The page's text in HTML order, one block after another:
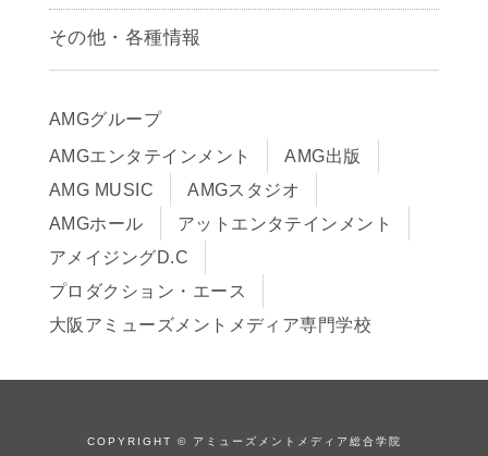
募集要項
早期出願制度・AOエントリー
入学までの流れ
学費サポート・各種制度
学費について
Q&A
その他・各種情報
アクセス
サイトポリシー
在校生・保護者の方へ
卒業生の皆様へ
AMGグループ
AMGエンタテインメント
AMG出版
AMG MUSIC
AMGスタジオ
AMGホール
アットエンタテインメント
アメイジングD.C
プロダクション・エース
大阪アミューズメントメディア専門学校
COPYRIGHT © アミューズメントメディア総合学院